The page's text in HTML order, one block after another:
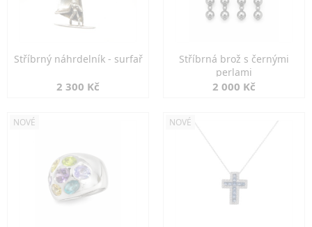
Stříbrný náhrdelník - surfař
2 300 Kč
Stříbrná brož s černými
perlami
2 000 Kč
NOVÉ NOVÉ